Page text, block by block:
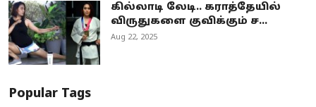
கில்லாடி லேடி.. கராத்தேயில்
விருதுகளை குவிக்கும் ச...
Aug 22, 2025
Popular Tags